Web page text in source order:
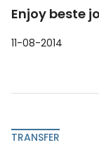
Enjoy beste
11-08-2014
TRANSFER